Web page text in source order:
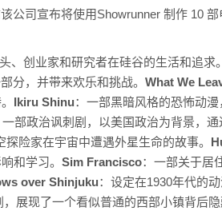
公司宣布将使用Showrunner 制作 10
、创业家和研究者在硅谷的生活和追求。
分，并带来欢乐和挑战。 What We
Ikiru Shinu：一部黑暗风格的恐怖动
一部政治讽刺剧，以美国政治为背景，
险家在宇宙中遭遇外星生命的故事。
和学习。 Sim Francisco：一部关于居
over Shinjuku：设定在1930年代的
展现了一个看似普通的西部小镇背后隐